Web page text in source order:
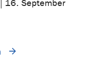
16. September